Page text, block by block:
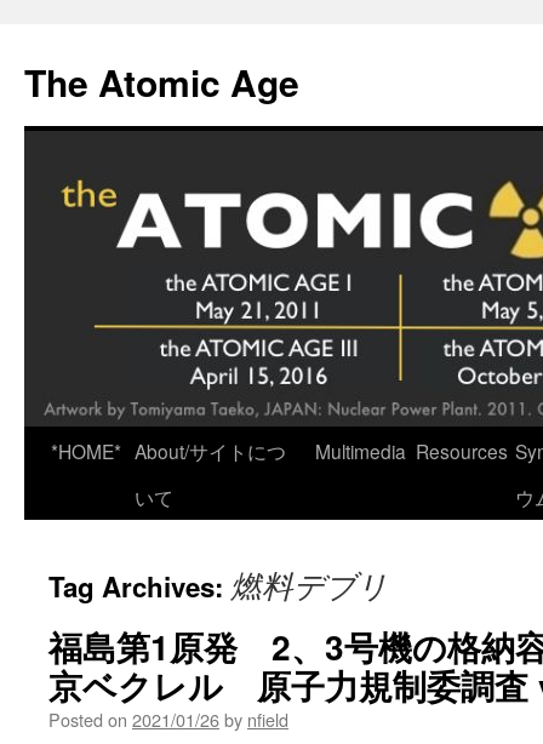
content
The Atomic Age
*HOME* About/サイトにつ
いて
Multimedia Resources
ウ
Tag Archives: 燃料デブリ
福島第1原発 2、3号機の格納
京ベクレル 原子力規制委調査
Posted on 2021/01/26by nfield